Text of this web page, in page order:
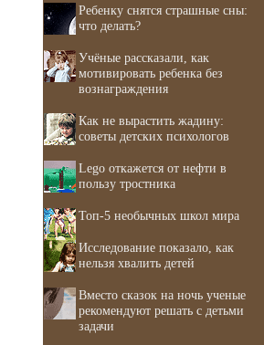
Ребенку снятся страшные сны:
что делать?
Учёные рассказали, как
мотивировать ребенка без
вознаграждения
Как не вырастить жадину:
советы детских психологов
Lego откажется от нефти в
пользу тростника
Топ-5 необычных школ мира
Исследование показало, как
нельзя хвалить детей
Вместо сказок на ночь ученые
рекомендуют решать с детьми
задачи